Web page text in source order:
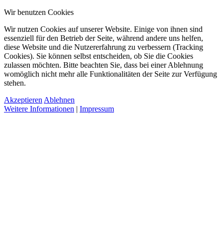
Wir benutzen Cookies
Wir nutzen Cookies auf unserer Website. Einige von ihnen sind
essenziell für den Betrieb der Seite, während andere uns helfen,
diese Website und die Nutzererfahrung zu verbessern (Tracking
Cookies). Sie können selbst entscheiden, ob Sie die Cookies
zulassen möchten. Bitte beachten Sie, dass bei einer Ablehnung
womöglich nicht mehr alle Funktionalitäten der Seite zur Verfügung
stehen.
Akzeptieren Ablehnen
Weitere Informationen | Impressum